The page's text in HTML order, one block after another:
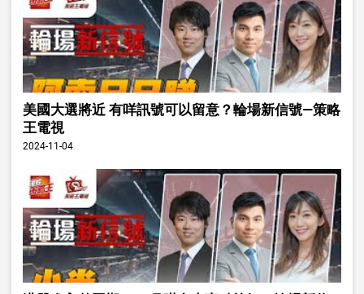
美國大選將近 有咩訊號可以留意？輪場新信號—策略
王電視
2024-11-04